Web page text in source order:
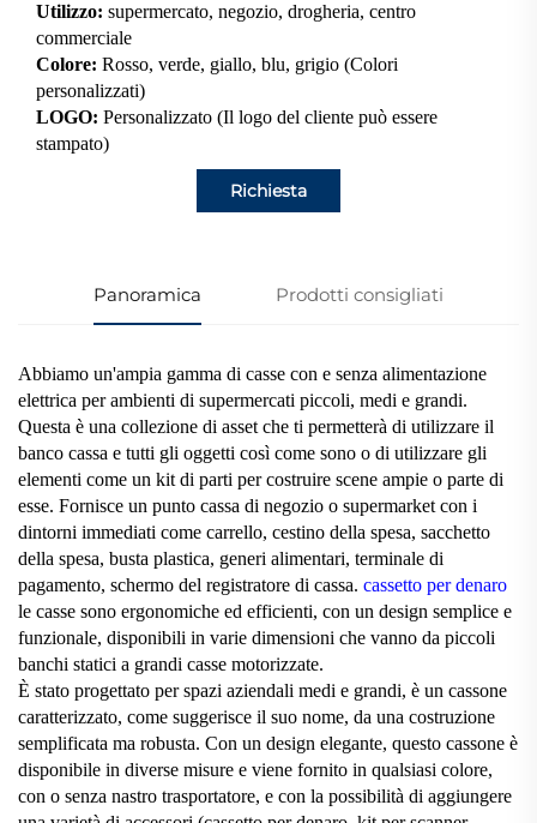
Utilizzo: supermercato, negozio, drogheria, centro
commerciale
Colore: Rosso, verde, giallo, blu, grigio (Colori
personalizzati)
LOGO: Personalizzato (Il logo del cliente può essere
stampato)
Richiesta
Panoramica Prodotti consigliati
Abbiamo un'ampia gamma di casse con e senza alimentazione
elettrica per ambienti di supermercati piccoli, medi e grandi.
Questa è una collezione di asset che ti permetterà di utilizzare il
banco cassa e tutti gli oggetti così come sono o di utilizzare gli
elementi come un kit di parti per costruire scene ampie o parte di
esse. Fornisce un punto cassa di negozio o supermarket con i
dintorni immediati come carrello, cestino della spesa, sacchetto
della spesa, busta plastica, generi alimentari, terminale di
pagamento, schermo del registratore di cassa. cassetto per denaro
le casse sono ergonomiche ed efficienti, con un design semplice e
funzionale, disponibili in varie dimensioni che vanno da piccoli
banchi statici a grandi casse motorizzate.
È stato progettato per spazi aziendali medi e grandi, è un cassone
caratterizzato, come suggerisce il suo nome, da una costruzione
semplificata ma robusta. Con un design elegante, questo cassone è
disponibile in diverse misure e viene fornito in qualsiasi colore,
con o senza nastro trasportatore, e con la possibilità di aggiungere